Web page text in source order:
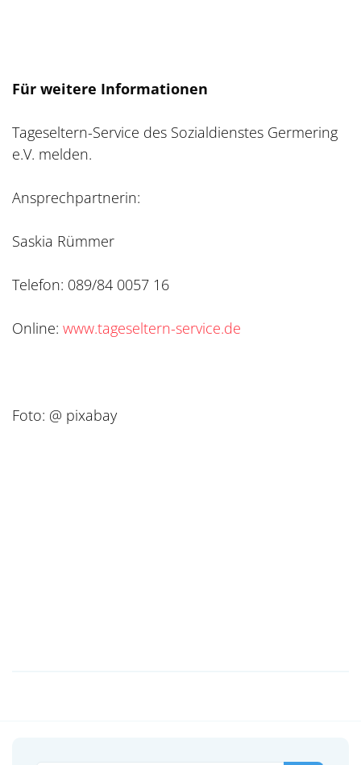
Für weitere Informationen
Tageseltern-Service des Sozialdienstes Germering
e.V. melden.
Ansprechpartnerin:
Saskia Rümmer
Telefon: 089/84 0057 16
Online: www.tageseltern-service.de
Foto: @ pixabay